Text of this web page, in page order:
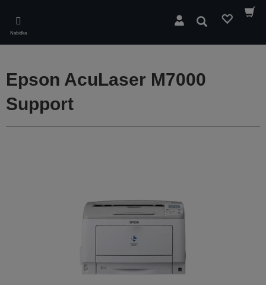
main
content
Nabídka
Hledat
Epson AcuLaser M7000
Support